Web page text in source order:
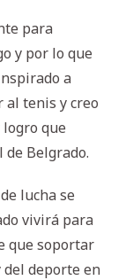
para
y por lo que
a
al tenis y creo
que
Belgrado.
lucha se
vivirá para
que soportar
deporte en